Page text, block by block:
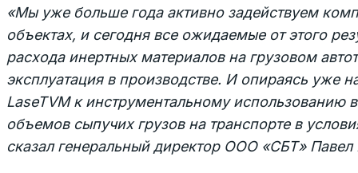
«Мы уже больше года активно задействуем
объектах, и сегодня все ожидаемые от этого
расхода инертных материалов на грузовом
эксплуатация в производстве. И опираясь уже
LaseTVM к инструментальному использованию
объемов сыпучих грузов на транспорте в
сказал генеральный директор ООО «СБТ»